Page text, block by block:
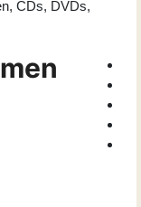
CDs, DVDs,